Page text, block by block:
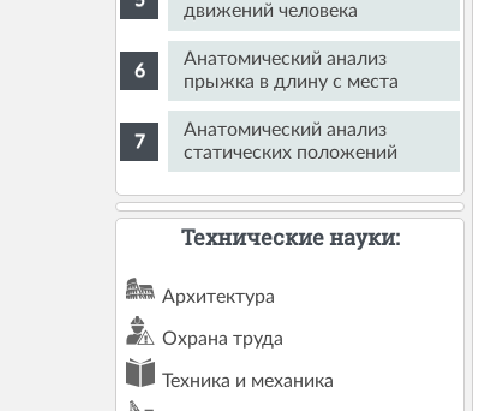
движений человека
Анатомический анализ
прыжка в длину с места
Анатомический анализ
статических положений
Технические науки:
Архитектура
Охрана труда
Техника и механика